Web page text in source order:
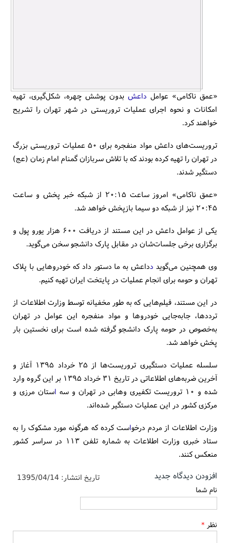
«عمق ناکامی» عوامل داعش بدون پوشش چهره، شکل‌گیری، تهیه
امکانات و نحوه اجرای عملیات تروریستی در شهر تهران را تشریح
خواهند کرد.
تروریست‌های داعش مواد منفجره‌ برای ۵۰ عملیات تروریستی بزرگ
در تهران را تهیه کرده بودند که با تلاش سربازان گمنام امام زمان (عج)
دستگیر شدند.
«عمق ناکامی» امروز ساعت ۲۰:۱۵ از شبکه خبر پخش و ساعت
۲۰:۴۵ نیز از شبکه دو سیما بازپخش خواهد شد.
یکی از عوامل داعش در این مستند از دریافت ۶۰۰ هزار یورو پول و
برگزاری برخی جلسات‌شان در مقابل پارک دانشجو سخن می‌گوید.
وی همچنین می‌گوید دداعش به ما دستور داد که خودروهایی با پلاک
تهران و حومه برای انجام عملیات در پایتخت ایران تهیه کنیم.
در این مستند، فیلم‌هایی که به‌ طور مخفیانه توسط وزارت اطلاعات از
ترددها، جابه‌جایی خودروها و مواد منفجره این عوامل در تهران
به‌خصوص در حومه پارک دانشجو گرفته شده است برای نخستین بار
پخش خواهد شد.
سلسله عملیات دستگیری تروریست‌ها از ۲۵ خرداد ۱۳۹۵ آغاز و
آخرین ضربه‌های اطلاعاتی در تاریخ ۳۱ خرداد ۱۳۹۵ بر این گروه وارد
شده و ۱۰ تروریست تکفیری وهابی در تهران و سه
استان مرزی و
مرکزی کشور در این عملیات دستگیر شده‌اند.
وزارت اطلاعات از مردم درخواست کرده که هرگونه مورد مشکوک را به
ستاد خبری وزارت اطلاعات به‌ شماره تلفن ۱۱۳ در سراسر کشور
منعکس کنند.
تاریخ انتشار: 1395/04/14 افزودن دیدگاه جدید
نام شما
نظر *